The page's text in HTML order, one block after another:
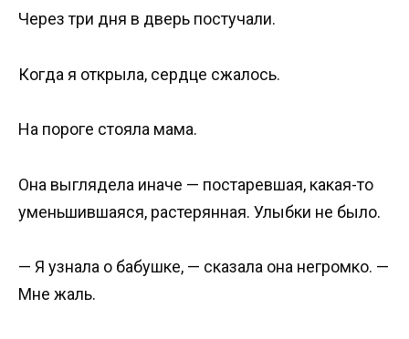
Через три дня в дверь постучали.
Когда я открыла, сердце сжалось.
На пороге стояла мама.
Она выглядела иначе — постаревшая, какая-то
уменьшившаяся, растерянная. Улыбки не было.
— Я узнала о бабушке, — сказала она негромко. —
Мне жаль.